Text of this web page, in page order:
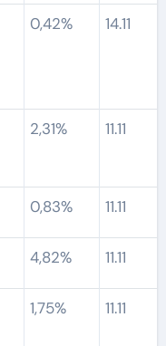
0,42% 14.11
2,31% 11.11
0,83% 11.11
4,82% 11.11
1,75% 11.11